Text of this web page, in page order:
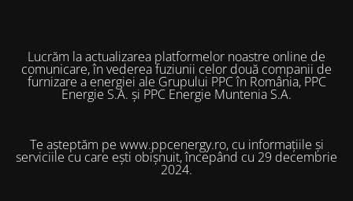
Lucrăm la actualizarea platformelor noastre online de
comunicare, în vederea fuziunii celor două companii de
furnizare a energiei ale Grupului PPC în România, PPC
Energie S.A. și PPC Energie Muntenia S.A.
Te așteptăm pe www.ppcenergy.ro, cu informațiile și
serviciile cu care ești obișnuit, începând cu 29 decembrie
2024.